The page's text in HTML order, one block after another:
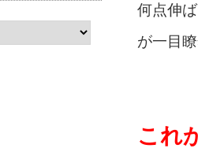
何点伸
が一目
これ